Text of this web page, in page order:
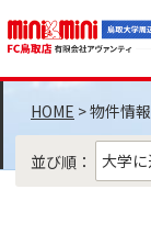
>物件情報
並び順：